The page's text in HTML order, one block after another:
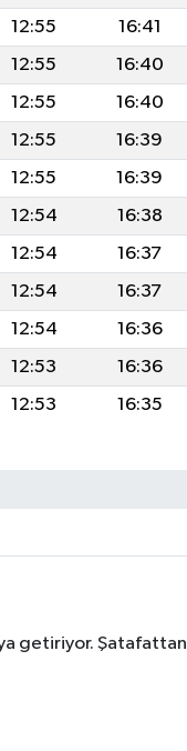
12:55 16:41
12:55 16:40
12:55 16:40
12:55 16:39
12:55 16:39
12:54 16:38
12:54 16:37
12:54 16:37
12:54 16:36
12:53 16:36
12:53 16:35
Şatafattan